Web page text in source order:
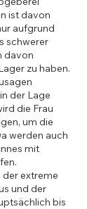
ist davon
aufgrund
schwerer
davon
zu haben.
der Lage
die Frau
um die
werden auch
mit
der extreme
und der
bis